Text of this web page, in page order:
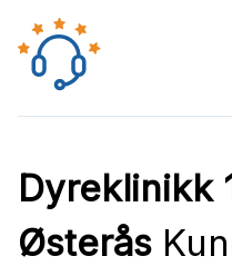
Dyreklinikk
Østerås